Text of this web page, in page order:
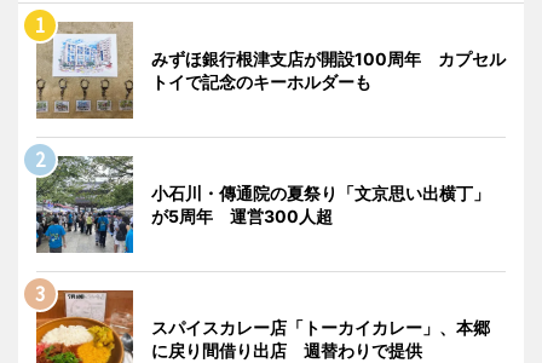
みずほ銀行根津支店が開設100周年 カプセル
トイで記念のキーホルダーも
小石川・傳通院の夏祭り「文京思い出横丁」
が5周年 運営300人超
スパイスカレー店「トーカイカレー」、本郷
に戻り間借り出店 週替わりで提供